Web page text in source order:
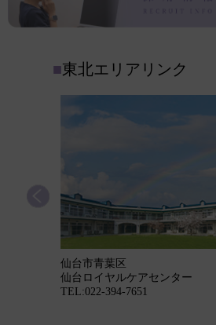
■東北エリアリンク
仙台市青葉区
仙台ロイヤルケアセンター
TEL:022-394-7651